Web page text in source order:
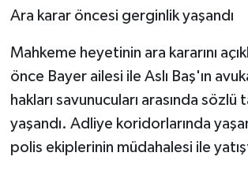
Ara karar öncesi gerginlik yaşandı
Mahkeme heyetinin ara kararını
önce Bayer ailesi ile Aslı Baş'ın
hakları savunucuları arasında sözlü
yaşandı. Adliye koridorlarında
polis ekiplerinin müdahalesi ile